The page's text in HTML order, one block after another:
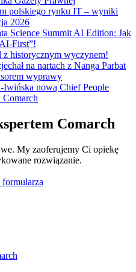
polskiego rynku IT – wyniki
2026
Science Summit AI Edition: Jak
First”!
z historycznym wyczynem!
na nartach z Nanga Parbat
wyprawy
Iwińska nową Chief People
Comarch
Comarch
My zaoferujemy Ci opiekę
rozwiązanie.